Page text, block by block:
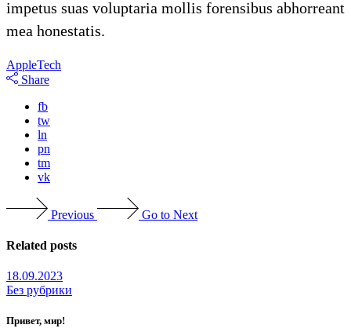
impetus suas voluptaria mollis forensibus abhorreant
mea honestatis.
AppleTech
Share
fb
tw
ln
pn
tm
vk
Previous Go to Next
Related posts
18.09.2023
Без рубрики
Привет, мир!